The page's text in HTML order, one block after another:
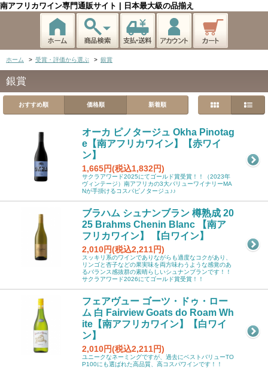
南アフリカワイン専門通販サイト | 日本最大級の品揃え
ホーム > 受賞・評価から選ぶ > 銀賞
銀賞
おすすめ順 価格順 新着順
オーカ ピノタージュ Okha Pinotag
e【南アフリカワイン】【赤ワイ
ン】
1,665円(税込1,832円)
サクラアワード2025にてゴールド賞受賞！！（2023年
ヴィンテージ）南アフリカの3大バリューワイナリーMA
Nが手掛けるコスパピノタージュ♪♪
ブラハム シュナンブラン 樽熟成 20
25 Brahms Chenin Blanc 【南ア
フリカワイン】 【白ワイン】
2,010円(税込2,211円)
スッキリ系のワインでありながらも適度なコクがあり、
リンゴと杏子などの果実味を両方味わうような感覚のあ
るバランス感抜群の素晴らしいシュナンブランです！！
サクラアワード2026にてゴールド賞受賞！！
フェアヴュー ゴーツ・ドゥ・ロー
ム 白 Fairview Goats do Roam Wh
ite【南アフリカワイン】【白ワイ
ン】
2,010円(税込2,211円)
ユニークなネーミングですが、過去にベストバリューTO
P100にも選ばれた高品質、高コスパワインです！！